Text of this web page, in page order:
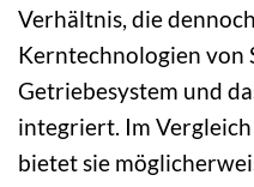
Verhältnis, die
Kerntechnologien von
Getriebesystem und
integriert. Im
bietet sie